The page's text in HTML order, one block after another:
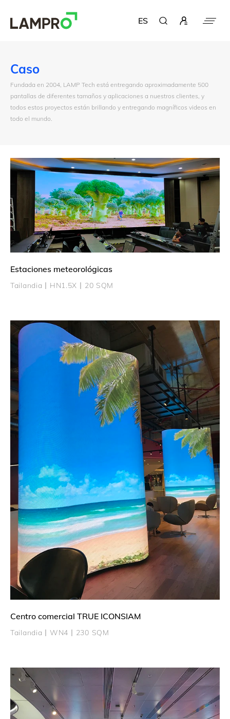
ES
Caso
Fundada en 2004, LAMP Tech está entregando aproximadamente 500
pantallas de diferentes tamaños y aplicaciones a nuestros clientes, y
todos estos proyectos están brillando y entregando magníficos videos en
todo el mundo.
Estaciones meteorológicas
Tailandia丨HN1.5X丨20 SQM
Centro comercial TRUE ICONSIAM
Tailandia丨WN4丨230 SQM